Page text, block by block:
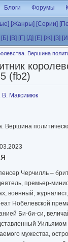
Блоги Форумы
[Жанры] [Серии]
[Б] [В] [Г] [Д] [Е] [Ж] [З]
Вершина
(fb2)
В. Максимюк
Вершина
Черчилль –
премьер-
военный,
Нобелевской
Би-би-си,
мужества,